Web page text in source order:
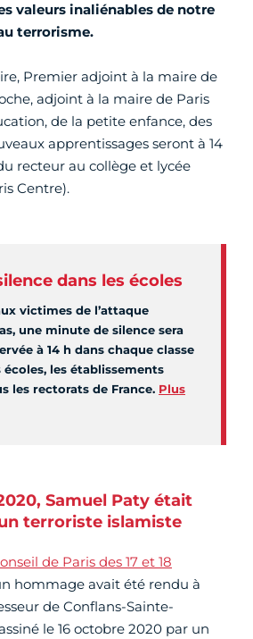
valeurs inaliénables de notre
terrorisme.
Premier adjoint à la maire de
adjoint à la maire de Paris
de la petite enfance, des
apprentissages seront à 14
recteur au collège et lycée
Centre).
dans les écoles
victimes de l’attaque
une minute de silence sera
à 14 h dans chaque classe
les établissements
les rectorats de France. Plus
Samuel Paty était
terroriste islamiste
de Paris des 17 et 18
hommage avait été rendu à
de Conflans-Sainte-
le 16 octobre 2020 par un